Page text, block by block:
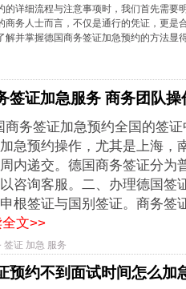
的详细流程与注意事项时，我们首先需要
务人士而言，不仅是通行的凭证，更是
解并掌握德国商务签证加急预约的方法
签证加急服务 商务团队操
商务签证加急预约全国的签
急预约操作，尤其是上海，
内递交。德国商务签证分为
咨询客服。二、办理德国签
根签证与国别签证。商务签
全文>>
签证 加急 服务
预约不到面试时间怎么加